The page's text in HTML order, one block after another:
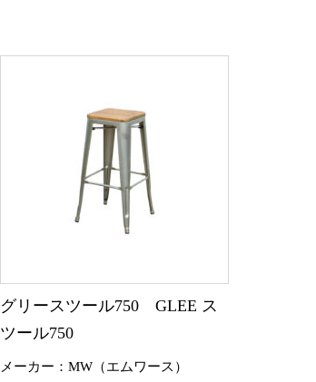
グリースツール750 GLEE ス
ツール750
メーカー：MW（エムワース）